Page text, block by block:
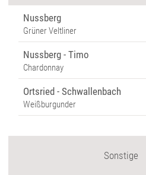
Nussberg
Grüner Veltliner
Nussberg - Timo
Chardonnay
Ortsried - Schwallenbach
Weißburgunder
Sonstige